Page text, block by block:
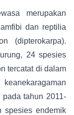
merupakan
dan reptilia
(dipterokarpa).
24 spesies
tercatat di dalam
tahun 2011-
spesies endemik